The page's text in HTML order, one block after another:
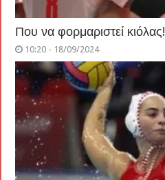
Που να φορμαριστεί κιόλας!
10:20 - 18/09/2024